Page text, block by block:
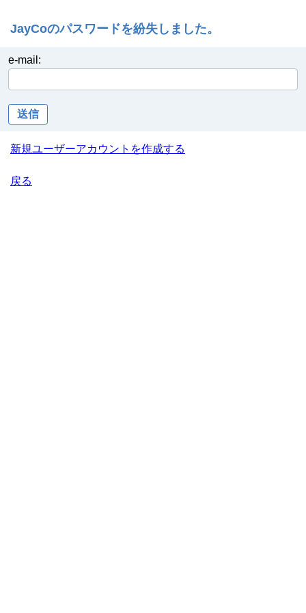
JayCoのパスワードを紛失しました。
e-mail:
送信
新規ユーザーアカウントを作成する
戻る